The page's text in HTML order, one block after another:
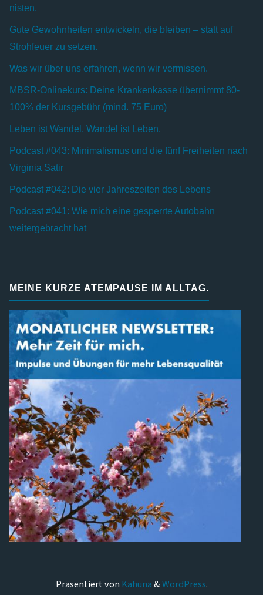
nisten.
Gute Gewohnheiten entwickeln, die bleiben – statt auf
Strohfeuer zu setzen.
Was wir über uns erfahren, wenn wir vermissen.
MBSR-Onlinekurs: Deine Krankenkasse übernimmt 80-
100% der Kursgebühr (mind. 75 Euro)
Leben ist Wandel. Wandel ist Leben.
Podcast #043: Minimalismus und die fünf Freiheiten nach
Virginia Satir
Podcast #042: Die vier Jahreszeiten des Lebens
Podcast #041: Wie mich eine gesperrte Autobahn
weitergebracht hat
MEINE KURZE ATEMPAUSE IM ALLTAG.
Präsentiert von Kahuna & WordPress.